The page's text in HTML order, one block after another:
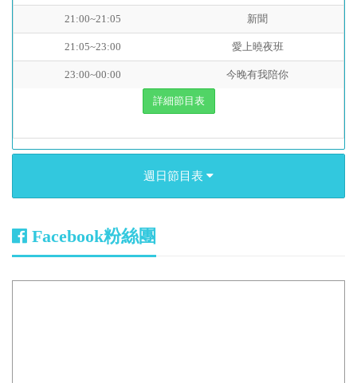
21:00~21:05 新聞
21:05~23:00 愛上曉夜班
23:00~00:00 今晚有我陪你
詳細節目表
週日節目表
Facebook粉絲團